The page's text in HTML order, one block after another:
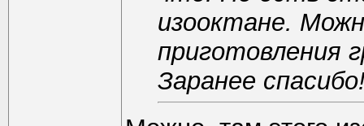
изооктане.
приготовления
Заранее